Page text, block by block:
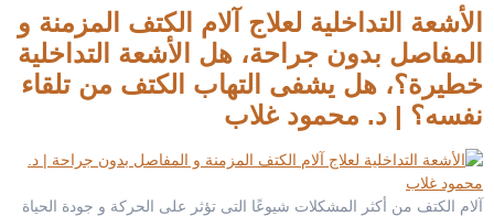
الأشعة التداخلية لعلاج آلام الكتف المزمنة و
المفاصل بدون جراحة، هل الأشعة التداخلية
خطيرة؟، هل يشفى التهاب الكتف من تلقاء
نفسه؟ | د. محمود غلاب
آلام الكتف من أكثر المشكلات شيوعًا التى تؤثر على الحركة و جودة الحياة